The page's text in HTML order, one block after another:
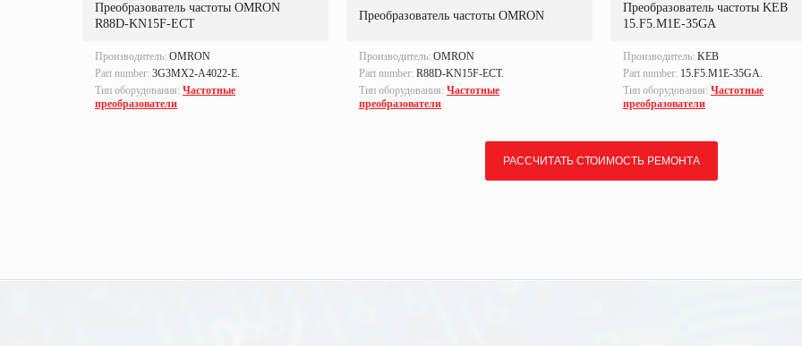
Преобразователь частоты OMRON
R88D-KN15F-ECT
Производитель: OMRON
Part number: 3G3MX2-A4022-E.
Тип оборудования: Частотные
преобразователи
Преобразователь частоты OMRON
Производитель: OMRON
Part number: R88D-KN15F-ECT.
Тип оборудования: Частотные
преобразователи
Преобразователь частоты KEB
15.F5.M1E-35GA
Производитель: KEB
Part number: 15.F5.M1E-35GA.
Тип оборудования: Частотные
преобразователи
РАССЧИТАТЬ СТОИМОСТЬ РЕМОНТА